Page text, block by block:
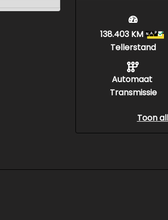
138.403 KM
Tellerstand
Automaat
Transmissie
Toon